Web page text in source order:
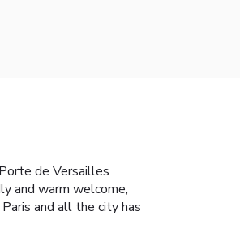
de Versailles
and warm welcome,
and all the city has